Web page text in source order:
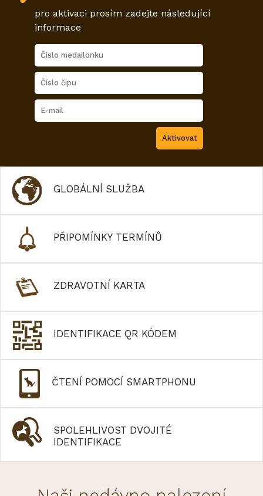
pro aktivaci prosím zadejte následující
informace
GLOBÁLNÍ SLUŽBA
PŘIPOMÍNKY TERMÍNŮ
ZDRAVOTNÍ KARTA
IDENTIFIKACE QR KÓDEM
ČTENÍ POMOCÍ SMARTPHONU
SPOLEHLIVOST DVOJITÉ
IDENTIFIKACE